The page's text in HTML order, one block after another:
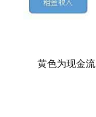
黄色为现金流